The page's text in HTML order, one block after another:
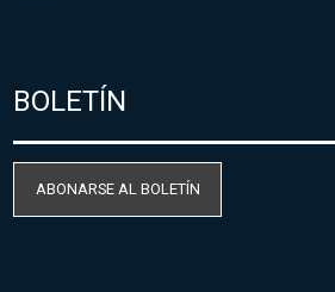
BOLETÍN
ABONARSE AL BOLETÍN